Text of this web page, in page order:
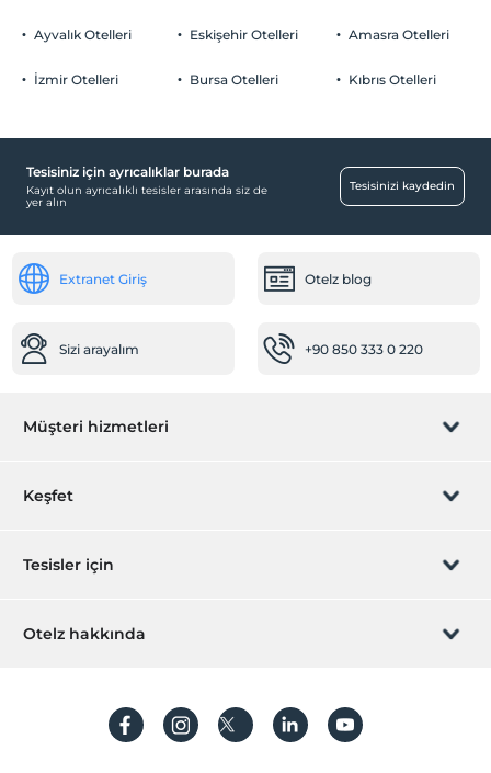
Ücretsiz Halka Açık Otopark
Odalar
24 saat açık resepsiyon
2 yaşına kadar olan bebekler ücretsizdir.
Ayvalık Otelleri
İzmir Otelleri
Eskişehir Otelleri
Bursa Otelleri
Amasra Otelleri
Kıbrıs Otelleri
Tesisiniz için ayrıcalıklar burada
Kayıt olun ayrıcalıklı tesisler arasında siz de
yer alın
Tesisinizi kaydedin
Extranet Giriş Otelz blog
Sizi arayalım +90 850 333 0 220
Müşteri hizmetleri
Rezervasyon yönet
Sıkça sorulan sorular
Keşfet
Hediye Kart
Hesap oluştur
Tesisler için
Hemen tesisinizi ekleyin
Otelz hakkında